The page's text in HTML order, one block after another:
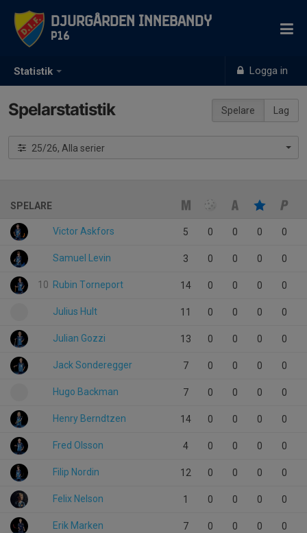
Statistik Logga in
Djurgården Innebandy
P16
Spelare Lag
Spelarstatistik
25/26, Alla serier
SPELARE
Victor Askfors 5 0 0 0 0
Samuel Levin 3 0 0 0 0
10 Rubin Torneport 14 0 0 0 0
Julius Hult 11 0 0 0 0
Julian Gozzi 13 0 0 0 0
Jack Sonderegger 7 0 0 0 0
Hugo Backman 7 0 0 0 0
Henry Berndtzen 14 0 0 0 0
Fred Olsson 4 0 0 0 0
Filip Nordin 12 0 0 0 0
Felix Nelson 1 0 0 0 0
Erik Marken 7 0 0 0 0